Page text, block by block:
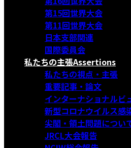
第15回世界大会
第11回世界大会
日本支部関連
国際委員会
私たちの主張Assertions
私たちの視点・主張
重要記事・論文
インターナショナルビ
新型コロナウイルス感
尖閣・領土問題につい
JRCL大会報告